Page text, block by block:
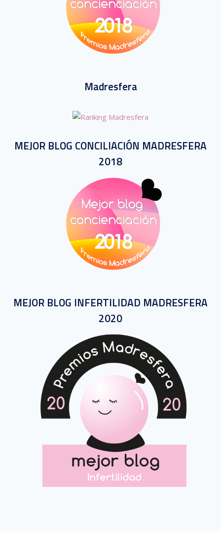
Madresfera
MEJOR BLOG CONCILIACIÓN MADRESFERA
2018
MEJOR BLOG INFERTILIDAD MADRESFERA
2020